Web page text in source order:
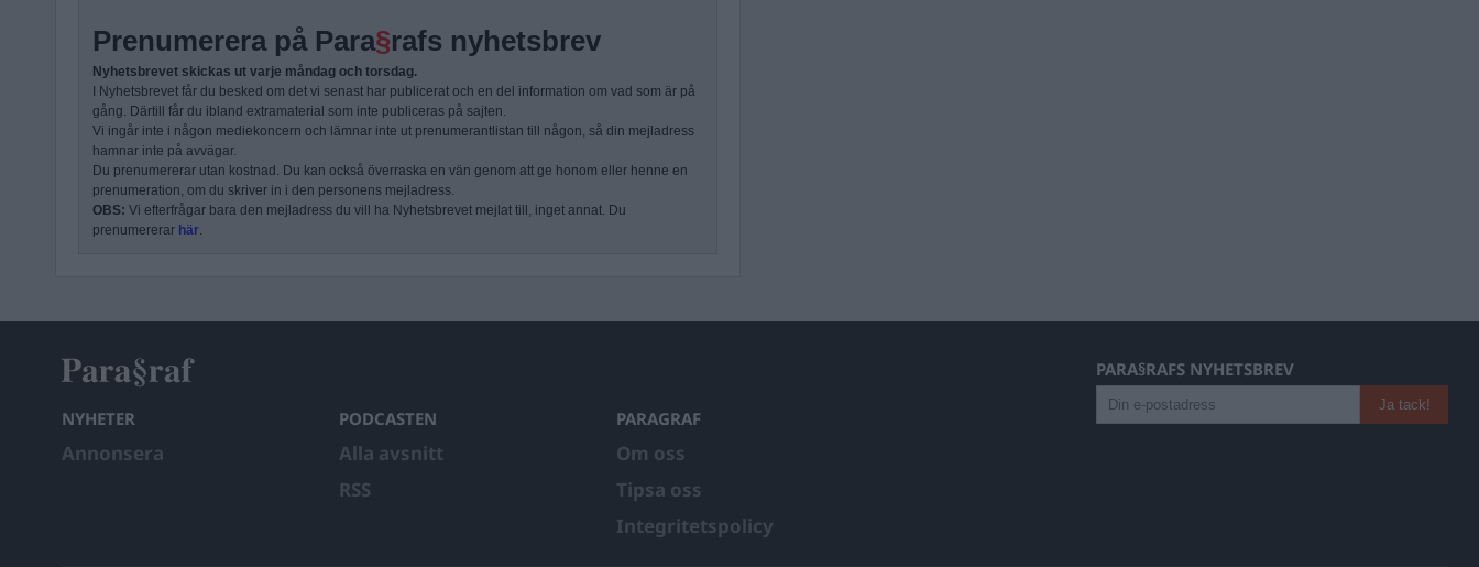
Prenumerera på Para§rafs nyhetsbrev
Nyhetsbrevet skickas ut varje måndag och torsdag.
I Nyhetsbrevet får du besked om det vi senast har publicerat och en del information om vad som är på
gång. Därtill får du ibland extramaterial som inte publiceras på sajten.
Vi ingår inte i någon mediekoncern och lämnar inte ut prenumerantlistan till någon, så din mejladress
hamnar inte på avvägar.
Du prenumererar utan kostnad. Du kan också överraska en vän genom att ge honom eller henne en
prenumeration, om du skriver in i den personens mejladress.
OBS: Vi efterfrågar bara den mejladress du vill ha Nyhetsbrevet mejlat till, inget annat. Du
prenumererar här.
NYHETER
Annonsera
PODCASTEN
Alla avsnitt
RSS
PARAGRAF
Om oss
Tipsa oss
Integritetspolicy
PARA§RAFS NYHETSBREV